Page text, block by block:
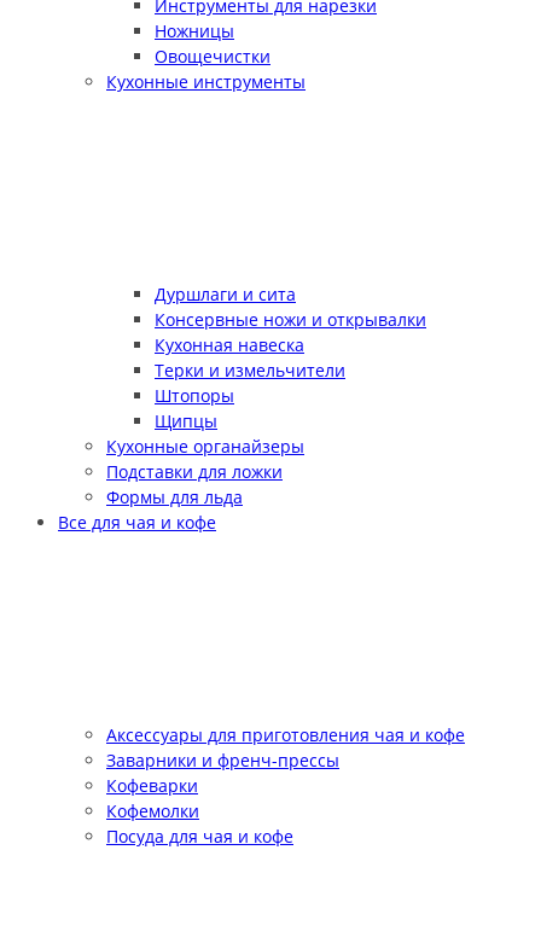
Инструменты для нарезки
Ножницы
Овощечистки
Кухонные инструменты
Дуршлаги и сита
Консервные ножи и открывалки
Кухонная навеска
Терки и измельчители
Штопоры
Щипцы
Кухонные органайзеры
Подставки для ложки
Формы для льда
Все для чая и кофе
Аксессуары для приготовления чая и кофе
Заварники и френч-прессы
Кофеварки
Кофемолки
Посуда для чая и кофе